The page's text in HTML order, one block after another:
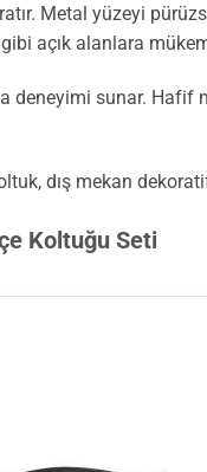
Metal yüzeyi
açık alanlara
deneyimi sunar.
dış mekan
Koltuğu Seti